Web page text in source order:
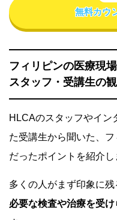
無料カウ
フィリピンの医療現
スタッフ・受講生の観
HLCAのスタッフやイン
た受講生から聞いた、
だったポイントを紹介し
多くの人がまず印象に残
必要な検査や治療を受